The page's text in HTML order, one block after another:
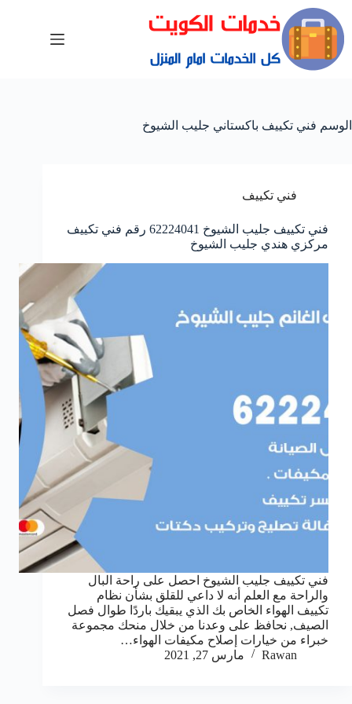
الوسم فني تكييف باكستاني جليب الشيوخ
فني تكييف
فني تكييف جليب الشيوخ 62224041 رقم فني تكييف
مركزي هندي جليب الشيوخ
فني تكييف جليب الشيوخ احصل على راحة البال
والراحة مع العلم أنه لا داعي للقلق بشأن نظام
تكييف الهواء الخاص بك الذي يبقيك باردًا طوال فصل
الصيف, نحافظ على وعدنا من خلال منحك مجموعة
خبراء من خيارات إصلاح مكيفات الهواء…
Rawan
مارس 27, 2021